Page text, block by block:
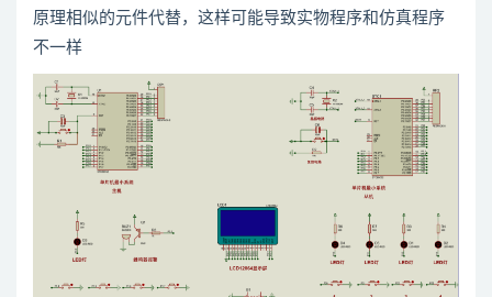
原理相似的元件代替，这样可能导致实物程序和仿真程序
不一样